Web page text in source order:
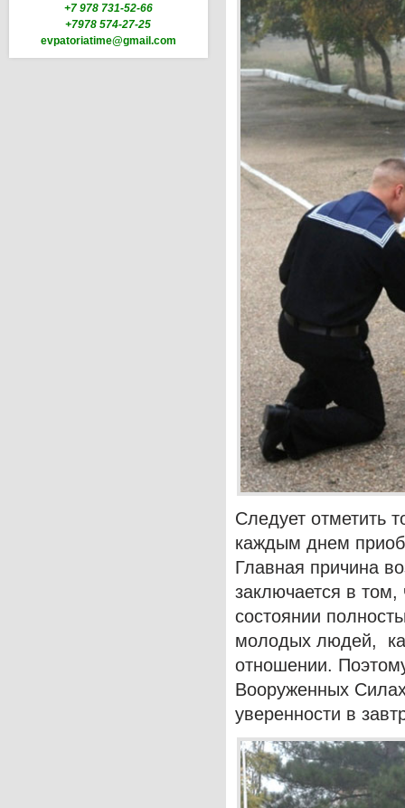
+7 978 731-52-66
+7978 574-27-25
evpatoriatime@gmail.com
Следует отметить
каждым днем
Главная причина
заключается в том,
состоянии
молодых людей,
отношении.
Вооруженных
уверенности в